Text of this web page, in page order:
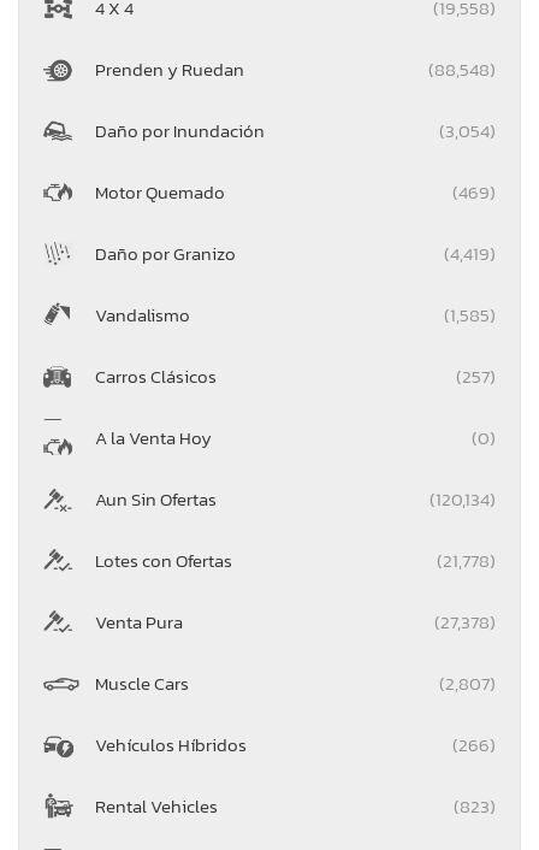
4 X 4 (19,558)
Prenden y Ruedan (88,548)
Daño por Inundación (3,054)
Motor Quemado (469)
Daño por Granizo (4,419)
Vandalismo (1,585)
Carros Clásicos (257)
A la Venta Hoy (0)
Aun Sin Ofertas (120,134)
Lotes con Ofertas (21,778)
Venta Pura (27,378)
Muscle Cars (2,807)
Vehículos Híbridos (266)
Rental Vehicles (823)